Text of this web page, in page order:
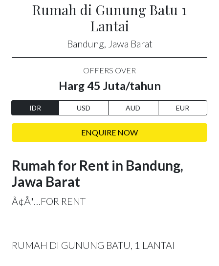
Rumah di Gunung Batu 1
Lantai
Bandung, Jawa Barat
OFFERS OVER
Harg 45 Juta/tahun
IDR USD AUD EUR
ENQUIRE NOW
Rumah for Rent in Bandung,
Jawa Barat
Ã¢Å"…FOR RENT
RUMAH DI GUNUNG BATU, 1 LANTAI